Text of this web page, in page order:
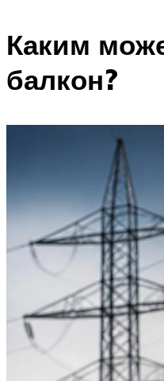
Каким
балкон?